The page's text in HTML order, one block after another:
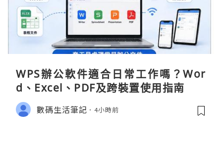
WPS辦公軟件適合日常工作嗎？Wor
d、Excel、PDF及跨裝置使用指南
數碼生活筆記 4小時前